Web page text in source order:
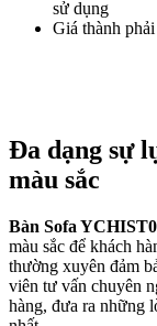
sử dụng
Giá thành
Đa dạng sự
màu sắc
Bàn Sofa
màu sắc để khách
thường xuyên đảm
viên tư vấn chuyên
hàng, đưa ra những